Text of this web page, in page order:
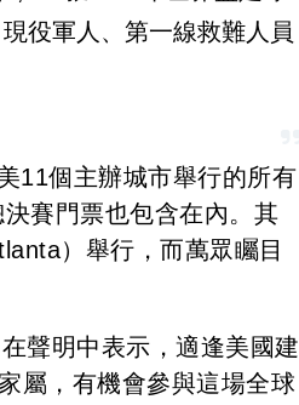
役軍人、第一線救難人員
11個主辦城市舉行的所有
賽門票也包含在內。其
）舉行，而萬眾矚目
聲明中表示，適逢美國建
屬，有機會參與這場全球